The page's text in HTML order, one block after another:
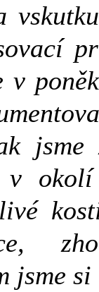
v
jsme
v
jsme